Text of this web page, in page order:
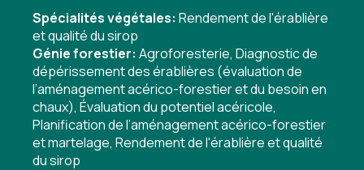
Spécialités végétales: Rendement de l'érablière
et qualité du sirop
Génie forestier: Agroforesterie, Diagnostic de
dépérissement des érablières (évaluation de
l’aménagement acérico-forestier et du besoin en
chaux), Évaluation du potentiel acéricole,
Planification de l’aménagement acérico-forestier
et martelage, Rendement de l'érablière et qualité
du sirop